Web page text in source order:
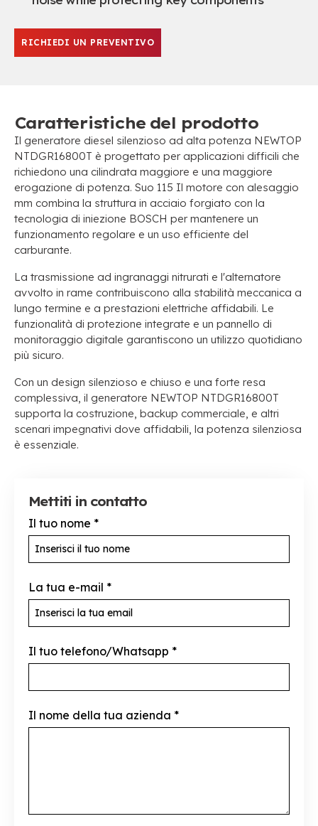
RICHIEDI UN PREVENTIVO
Caratteristiche del prodotto
Il generatore diesel silenzioso ad alta potenza NEWTOP
NTDGR16800T è progettato per applicazioni difficili che
richiedono una cilindrata maggiore e una maggiore
erogazione di potenza. Suo 115 Il motore con alesaggio
mm combina la struttura in acciaio forgiato con la
tecnologia di iniezione BOSCH per mantenere un
funzionamento regolare e un uso efficiente del
carburante.
La trasmissione ad ingranaggi nitrurati e l'alternatore
avvolto in rame contribuiscono alla stabilità meccanica a
lungo termine e a prestazioni elettriche affidabili. Le
funzionalità di protezione integrate e un pannello di
monitoraggio digitale garantiscono un utilizzo quotidiano
più sicuro.
Con un design silenzioso e chiuso e una forte resa
complessiva, il generatore NEWTOP NTDGR16800T
supporta la costruzione, backup commerciale, e altri
scenari impegnativi dove affidabili, la potenza silenziosa
è essenziale.
Mettiti in contatto
Il tuo nome *
La tua e-mail *
Il tuo telefono/Whatsapp *
Il nome della tua azienda *